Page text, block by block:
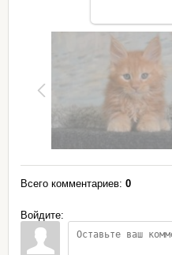
Всего комментариев: 0
Войдите: